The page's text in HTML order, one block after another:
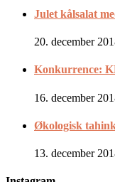
Julet kålsalat
20. december
Konkurrence:
16. december
Økologisk
13. december